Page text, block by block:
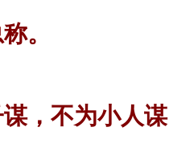
。
谋，不为小人